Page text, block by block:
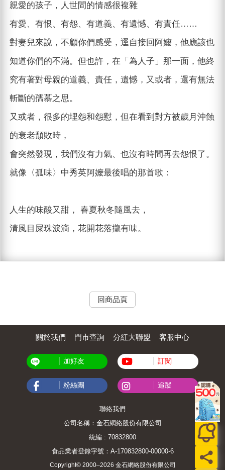
親愛的孩子，人世間的情感很複雜
有愛、有恨、有怨、有道義、有遺憾、有責任……
對妻兒來說，不顧你們感受，逕自接回阿嬤，他應該也
知道你們的不滿。但也許，在「為人子」那一面，他終
究有著對母親的道義、責任，遺憾，又或者，還有無法
斬斷的孺慕之思。
又或者，很多的埋怨和怨懟，但在看到對方被歲月沖蝕
的衰老頹敗時，
會突然發現，我們沒有力氣、也沒有時間再去怨恨了。
就像〈孤味〉中秀英阿嬤最後唱的那首歌：
人生的味酸又甜， 春夏秋冬隨風去，
清風目屎珠淚滴，花開花落攏有味。
回商品頁
關於我們 門市查詢 分紅大聯盟 客服中心
加好友 訂閱
粉絲團 追蹤
聯絡我們
公司名稱：金石網絡股份有限公司
統編 : 70832800
食品業者登錄字號：A-170832800-00000-6
Copyright© 2000–2026 金石網絡股份有限公司